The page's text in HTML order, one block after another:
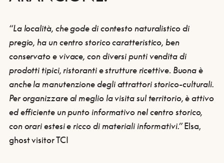
“La località, che gode dicontesto naturalisticodi
pregio, ha uncentro storico caratteristico, ben
conservato e vivace, con diversi punti vendita di
prodotti tipici, ristoranti e strutture ricettive. Buona è
anche la manutenzione degli attrattori storico-culturali.
Per organizzare al meglio la visita sul territorio, èattivo
ed efficiente un punto informativo nel centro storico,
con orari estesi e ricco di materiali informativi.”Elsa,
ghost visitor TCI